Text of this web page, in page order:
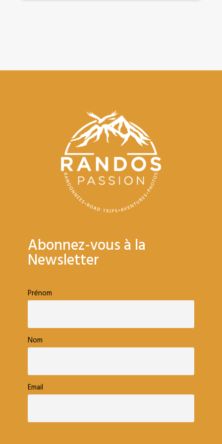
Abonnez-vous à la
Newsletter
Prénom
Nom
Email